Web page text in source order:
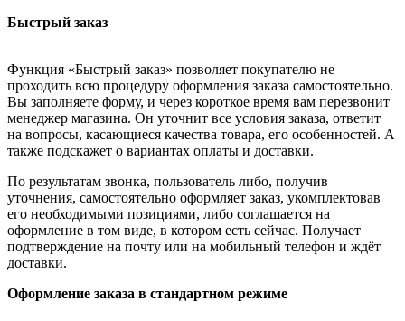
Быстрый заказ
Функция «Быстрый заказ» позволяет покупателю не
проходить всю процедуру оформления заказа самостоятельно.
Вы заполняете форму, и через короткое время вам перезвонит
менеджер магазина. Он уточнит все условия заказа, ответит
на вопросы, касающиеся качества товара, его особенностей. А
также подскажет о вариантах оплаты и доставки.
По результатам звонка, пользователь либо, получив
уточнения, самостоятельно оформляет заказ, укомплектовав
его необходимыми позициями, либо соглашается на
оформление в том виде, в котором есть сейчас. Получает
подтверждение на почту или на мобильный телефон и ждёт
доставки.
Оформление заказа в стандартном режиме